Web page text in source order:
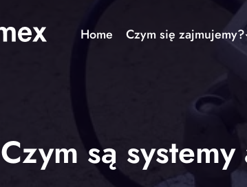
Home Czym się zajmujemy?
Czym są